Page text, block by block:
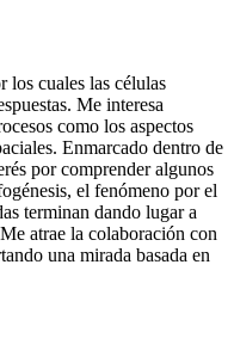
los cuales las células
Me interesa
como los aspectos
Enmarcado dentro de
por comprender algunos
el fenómeno por el
terminan dando lugar a
atrae la colaboración con
una mirada basada en